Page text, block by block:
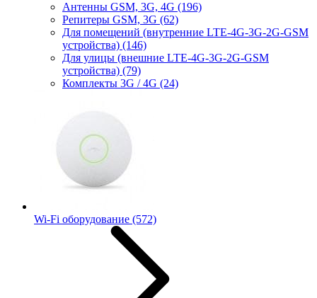
Антенны GSM, 3G, 4G (196)
Репитеры GSM, 3G (62)
Для помещений (внутренние LTE-4G-3G-2G-GSM
устройства) (146)
Для улицы (внешние LTE-4G-3G-2G-GSM
устройства) (79)
Комплекты 3G / 4G (24)
Wi-Fi оборудование (572)